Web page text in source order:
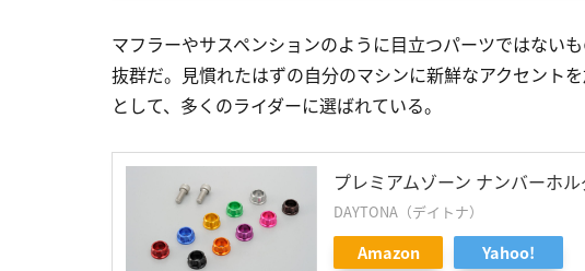
マフラーやサスペンションのように目立つパーツではない
抜群だ。見慣れたはずの自分のマシンに新鮮なアクセント
として、多くのライダーに選ばれている。
プレミアムゾーン ナンバーホ
DAYTONA（デイトナ）
Amazon Yahoo!